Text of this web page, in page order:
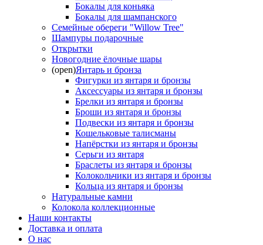
Бокалы для коньяка
Бокалы для шампанского
Семейные обереги "Willow Tree"
Шампуры подарочные
Открытки
Новогодние ёлочные шары
(open)Янтарь и бронза
Фигурки из янтаря и бронзы
Аксессуары из янтаря и бронзы
Брелки из янтаря и бронзы
Броши из янтаря и бронзы
Подвески из янтаря и бронзы
Кошельковые талисманы
Напёрстки из янтаря и бронзы
Серьги из янтаря
Браслеты из янтаря и бронзы
Колокольчики из янтаря и бронзы
Кольца из янтаря и бронзы
Натуральные камни
Колокола коллекционные
Наши контакты
Доставка и оплата
О нас